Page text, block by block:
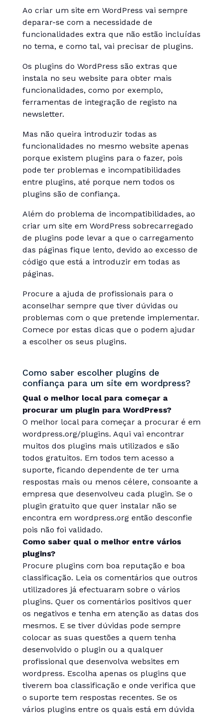
Ao criar um site em WordPress vai sempre
deparar-se com a necessidade de
funcionalidades extra que não estão incluídas
no tema, e como tal, vai precisar de plugins.
Os plugins do WordPress são extras que
instala no seu website para obter mais
funcionalidades, como por exemplo,
ferramentas de integração de registo na
newsletter.
Mas não queira introduzir todas as
funcionalidades no mesmo website apenas
porque existem plugins para o fazer, pois
pode ter problemas e incompatibilidades
entre plugins, até porque nem todos os
plugins são de confiança.
Além do problema de incompatibilidades, ao
criar um site em WordPress sobrecarregado
de plugins pode levar a que o carregamento
das páginas fique lento, devido ao excesso de
código que está a introduzir em todas as
páginas.
Procure a ajuda de profissionais para o
aconselhar sempre que tiver dúvidas ou
problemas com o que pretende implementar.
Comece por estas dicas que o podem ajudar
a escolher os seus plugins.
Como saber escolher plugins de
confiança para um site em wordpress?
Qual o melhor local para começar a
procurar um plugin para WordPress?
O melhor local para começar a procurar é em
wordpress.org/plugins. Aqui vai encontrar
muitos dos plugins mais utilizados e são
todos gratuitos. Em todos tem acesso a
suporte, ficando dependente de ter uma
respostas mais ou menos célere, consoante a
empresa que desenvolveu cada plugin. Se o
plugin gratuito que quer instalar não se
encontra em wordpress.org então desconfie
pois não foi validado.
Como saber qual o melhor entre vários
plugins?
Procure plugins com boa reputação e boa
classificação. Leia os comentários que outros
utilizadores já efectuaram sobre o vários
plugins. Quer os comentários positivos quer
os negativos e tenha em atenção as datas dos
mesmos. E se tiver dúvidas pode sempre
colocar as suas questões a quem tenha
desenvolvido o plugin ou a qualquer
profissional que desenvolva websites em
wordpress. Escolha apenas os plugins que
tiverem boa classificação e onde verifica que
o suporte tem respostas recentes. Se os
vários plugins entre os quais está em dúvida